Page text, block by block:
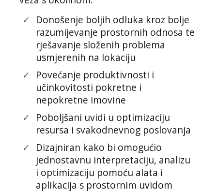
✓
Donošenje boljih odluka kroz bolje
razumijevanje prostornih odnosa te
rješavanje složenih problema
usmjerenih na lokaciju
✓
Povećanje produktivnosti i
učinkovitosti pokretne i
nepokretne imovine
✓
Poboljšani uvidi u optimizaciju
resursa i svakodnevnog poslovanja
✓
Dizajniran kako bi omogućio
jednostavnu interpretaciju, analizu
i optimizaciju pomoću alata i
aplikacija s prostornim uvidom